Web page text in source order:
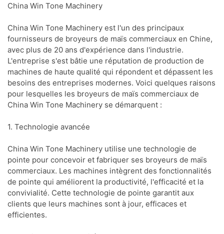
China Win Tone Machinery
China Win Tone Machinery est l'un des principaux
fournisseurs de broyeurs de maïs commerciaux en Chine,
avec plus de 20 ans d'expérience dans l'industrie.
L'entreprise s'est bâtie une réputation de production de
machines de haute qualité qui répondent et dépassent les
besoins des entreprises modernes. Voici quelques raisons
pour lesquelles les broyeurs de maïs commerciaux de
China Win Tone Machinery se démarquent :
1. Technologie avancée
China Win Tone Machinery utilise une technologie de
pointe pour concevoir et fabriquer ses broyeurs de maïs
commerciaux. Les machines intègrent des fonctionnalités
de pointe qui améliorent la productivité, l'efficacité et la
convivialité. Cette technologie de pointe garantit aux
clients que leurs machines sont à jour, efficaces et
efficientes.